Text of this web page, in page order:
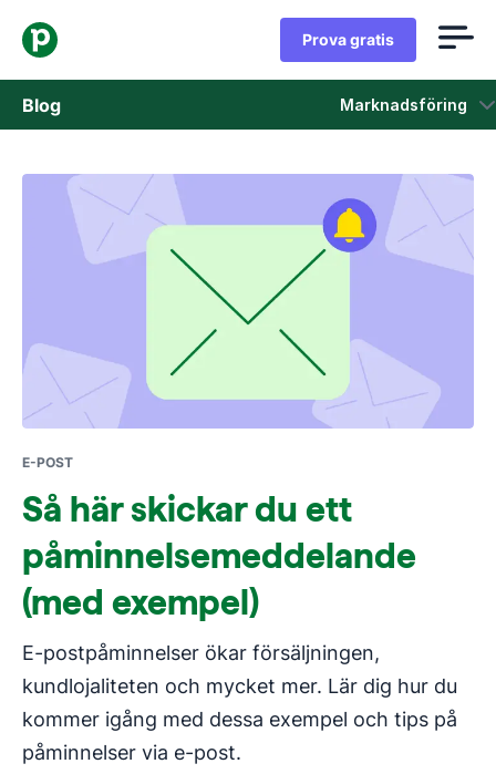
Prova gratis
Blog Marknadsföring
Försäljning
Marknadsföring
Produkt uppdateringar
Öppnas i ett nytt fönster
E-POST
Så här skickar du ett
påminnelsemeddelande
(med exempel)
E-postpåminnelser ökar försäljningen,
kundlojaliteten och mycket mer. Lär dig hur du
kommer igång med dessa exempel och tips på
påminnelser via e-post.